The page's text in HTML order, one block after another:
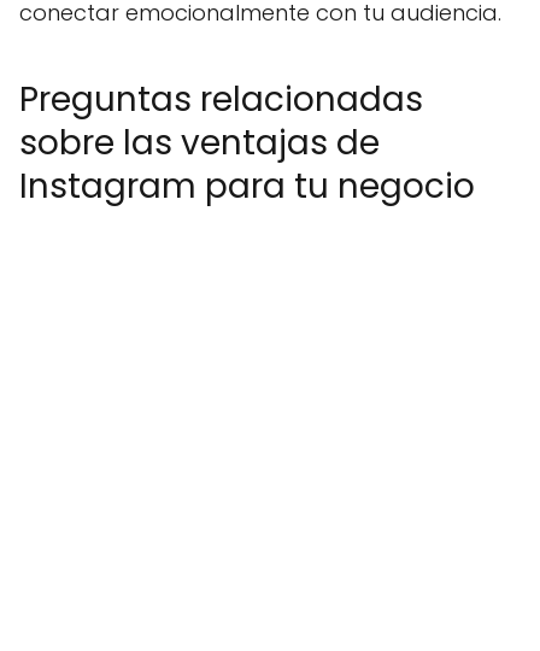
conectar emocionalmente con tu audiencia.
Preguntas relacionadas
sobre las ventajas de
Instagram para tu negocio